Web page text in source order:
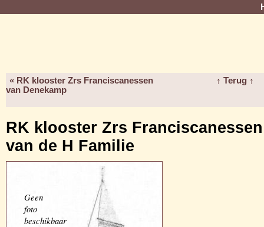
« RK klooster Zrs Franciscanessen
van Denekamp
↑ Terug ↑
RK klooster Zrs Franciscanessen
van de H Familie
Geen
foto
beschikbaar